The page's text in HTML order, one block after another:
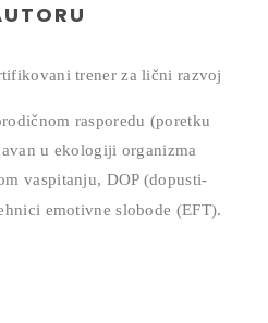
trener za lični razvoj
rasporedu (poretku
u ekologiji organizma
vaspitanju, DOP (dopusti-
emotivne slobode (EFT).